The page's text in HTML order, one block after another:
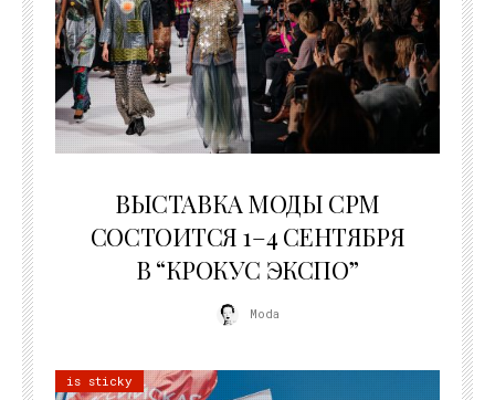
ВЫСТАВКА МОДЫ CPM
СОСТОИТСЯ 1–4 СЕНТЯБРЯ
В “КРОКУС ЭКСПО”
Moda
is sticky